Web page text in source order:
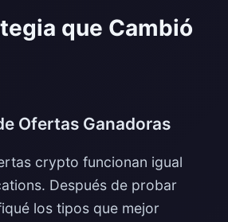
que Cambió
Ofertas Ganadoras
crypto funcionan igual
Después de probar
los tipos que mejor